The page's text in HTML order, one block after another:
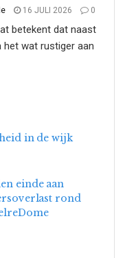
16 JULI 2026 0
betekent dat naast
het wat rustiger aan
in de wijk
einde aan
rond